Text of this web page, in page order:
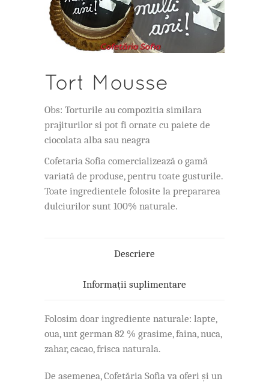
Tort Mousse
Obs: Torturile au compozitia similara
prajiturilor si pot fi ornate cu paiete de
ciocolata alba sau neagra
Cofetaria Sofia comercializează o gamă
variată de produse, pentru toate gusturile.
Toate ingredientele folosite la prepararea
dulciurilor sunt 100% naturale.
Descriere
Informații suplimentare
Folosim doar ingrediente naturale: lapte,
oua, unt german 82 % grasime, faina, nuca,
zahar, cacao, frisca naturala.
De asemenea, Cofetăria Sofia va oferi și un